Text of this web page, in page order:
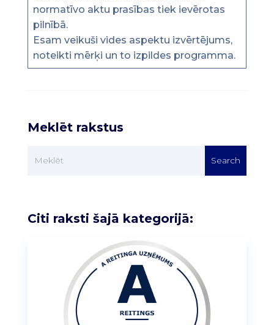
normatīvo aktu prasības tiek ievērotas
pilnībā.
Esam veikuši vides aspektu izvērtējums,
noteikti mērķi un to izpildes programma.
Meklēt rakstus
Citi raksti šajā kategorijā: